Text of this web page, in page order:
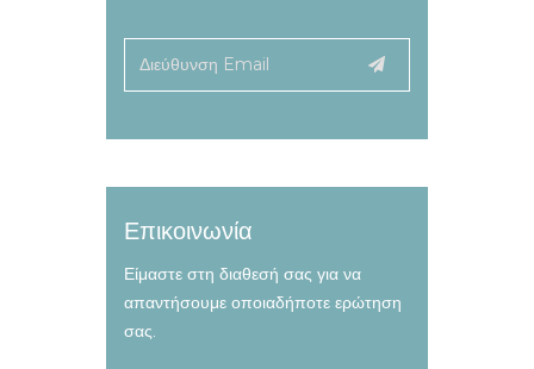
Επικοινωνία
Είμαστε στη διαθεσή σας για να
απαντήσουμε οποιαδήποτε ερώτηση
σας.